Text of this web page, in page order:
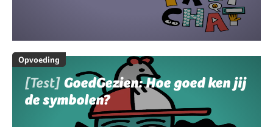
Opvoeding
[Test] GoedGezien: Hoe goed ken jij
de symbolen?